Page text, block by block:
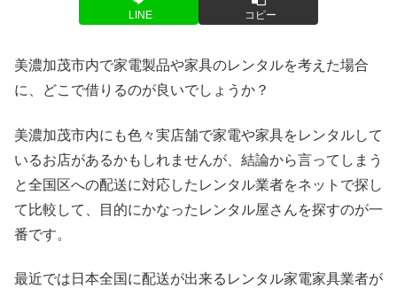
LINE コピー
美濃加茂市内で家電製品や家具のレンタルを考えた場合
に、どこで借りるのが良いでしょうか？
美濃加茂市内にも色々実店舗で家電や家具をレンタルして
いるお店があるかもしれませんが、結論から言ってしまう
と全国区への配送に対応したレンタル業者をネットで探し
て比較して、目的にかなったレンタル屋さんを探すのが一
番です。
最近では日本全国に配送が出来るレンタル家電家具業者が